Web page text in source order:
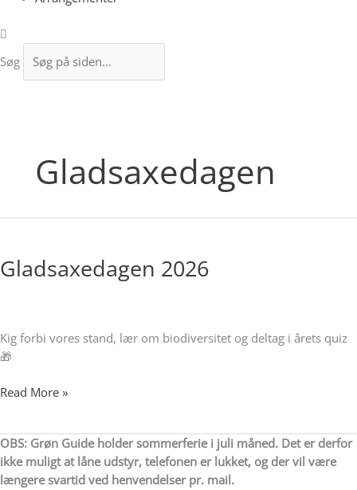
Søg
Gladsaxedagen
Gladsaxedagen 2026
Kig forbi vores stand, lær om biodiversitet og deltag i årets quiz
🎁
Read More »
OBS: Grøn Guide holder sommerferie i juli måned. Det er derfor
ikke muligt at låne udstyr, telefonen er lukket, og der vil være
længere svartid ved henvendelser pr. mail.